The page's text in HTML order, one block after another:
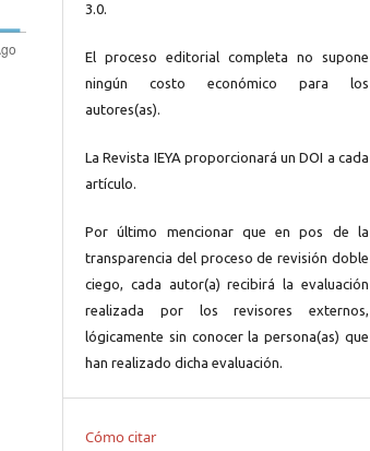
3.0.
El proceso editorial completa no supone
ningún costo económico para los
autores(as).
La Revista IEYA proporcionará un DOI a cada
artículo.
Por último mencionar que en pos de la
transparencia del proceso de revisión doble
ciego, cada autor(a) recibirá la evaluación
realizada por los revisores externos,
lógicamente sin conocer la persona(as) que
han realizado dicha evaluación.
Cómo citar